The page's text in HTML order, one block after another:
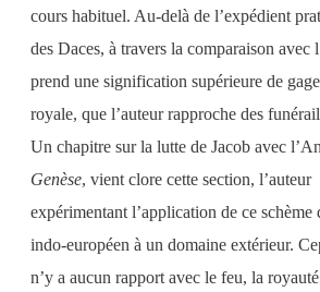
cours habituel. Au-delà de l’expédient
des Daces, à travers la comparaison avec
prend une signification supérieure de
royale, que l’auteur rapproche des
Un chapitre sur la lutte de Jacob avec
Genèse, vient clore cette section, l’auteur
expérimentant l’application de ce schème
indo-européen à un domaine extérieur.
n’y a aucun rapport avec le feu, la